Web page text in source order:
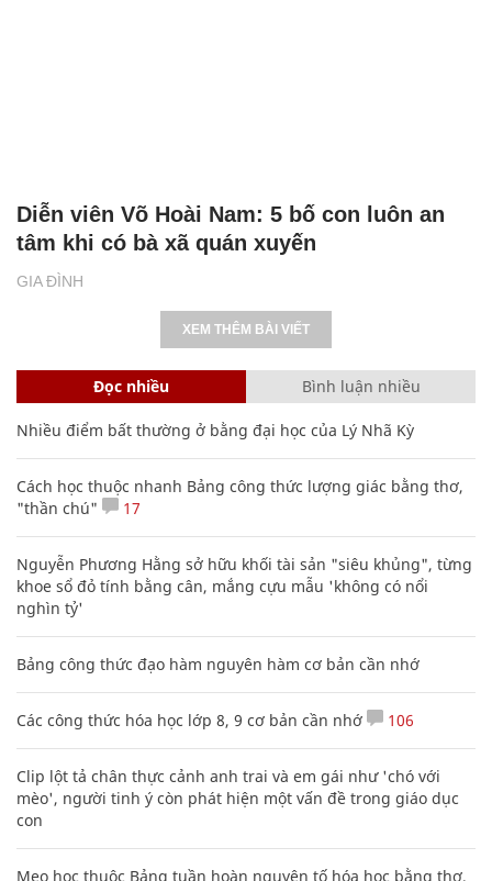
GIA ĐÌNH
Diễn viên Võ Hoài Nam: 5 bố con luôn an
tâm khi có bà xã quán xuyến
XEM THÊM BÀI VIẾT
Đọc nhiều Bình luận nhiều
Nhiều điểm bất thường ở bằng đại học của Lý Nhã Kỳ
Cách học thuộc nhanh Bảng công thức lượng giác bằng thơ,
"thần chú"
17
Nguyễn Phương Hằng sở hữu khối tài sản "siêu khủng", từng
khoe sổ đỏ tính bằng cân, mắng cựu mẫu 'không có nổi
nghìn tỷ'
Bảng công thức đạo hàm nguyên hàm cơ bản cần nhớ
Các công thức hóa học lớp 8, 9 cơ bản cần nhớ 106
Clip lột tả chân thực cảnh anh trai và em gái như 'chó với
mèo', người tinh ý còn phát hiện một vấn đề trong giáo dục
con
Mẹo học thuộc Bảng tuần hoàn nguyên tố hóa học bằng thơ,